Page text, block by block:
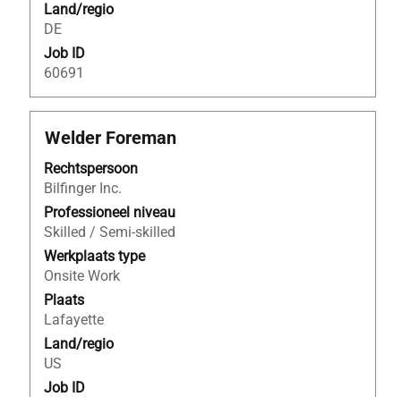
Land/regio
DE
Job ID
60691
Titel
Welder Foreman
Rechtspersoon
Bilfinger Inc.
Professioneel niveau
Skilled / Semi-skilled
Werkplaats type
Onsite Work
Plaats
Lafayette
Land/regio
US
Job ID
Selecteer
spatiebalk
om
de
volledige
inhoud
van
de
functiegegevens
weer
te
geven.